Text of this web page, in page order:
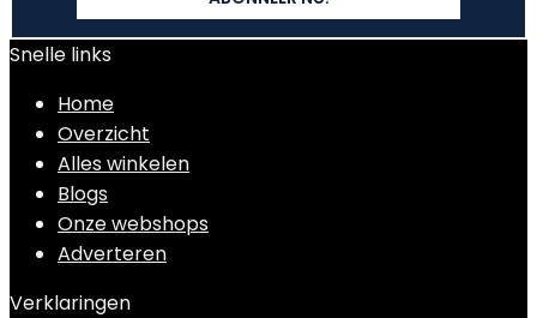
Snelle links
Home
Overzicht
Alles winkelen
Blogs
Onze webshops
Adverteren
Verklaringen